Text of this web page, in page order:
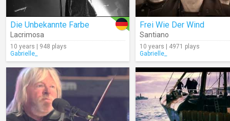
Die Unbekannte Farbe
Lacrimosa
10 years | 948 plays
Gabrielle_
Frei Wie Der Wind
Santiano
10 years | 4971 plays
Gabrielle_